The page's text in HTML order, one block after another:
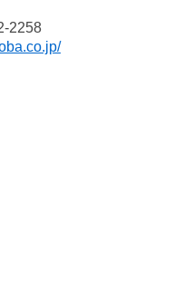
2258